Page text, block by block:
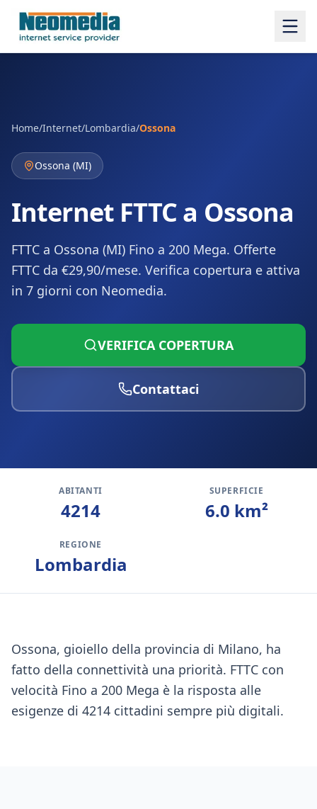
Home/Internet/Lombardia/Ossona
Ossona (MI)
Internet FTTC a Ossona
FTTC a Ossona (MI) Fino a 200 Mega. Offerte
FTTC da €29,90/mese. Verifica copertura e attiva
in 7 giorni con Neomedia.
VERIFICA COPERTURA
Contattaci
ABITANTI
4214
SUPERFICIE
6.0 km²
REGIONE
Lombardia
Ossona, gioiello della provincia di Milano, ha
fatto della connettività una priorità. FTTC con
velocità Fino a 200 Mega è la risposta alle
esigenze di 4214 cittadini sempre più digitali.